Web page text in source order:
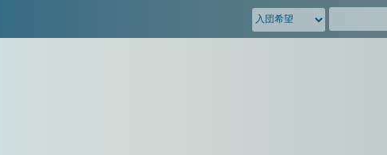
騎
空
団